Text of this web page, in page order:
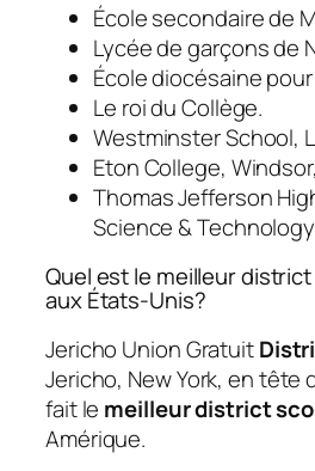
École secondaire de
Lycée de garçons de
École diocésaine
Le roi du Collège.
Westminster School,
Eton College,
Thomas Jefferson
Science &
Quel est le meilleur
aux États-Unis?
Jericho Union Gratuit
Jericho, New York, en tête
fait le meilleur district
Amérique.